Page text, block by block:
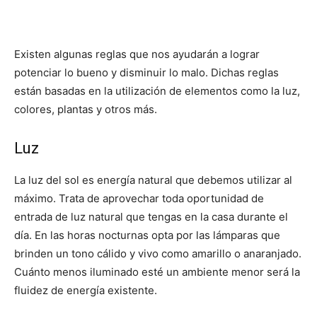
Existen algunas reglas que nos ayudarán a lograr
potenciar lo bueno y disminuir lo malo. Dichas reglas
están basadas en la utilización de elementos como la luz,
colores, plantas y otros más.
Luz
La luz del sol es energía natural que debemos utilizar al
máximo. Trata de aprovechar toda oportunidad de
entrada de luz natural que tengas en la casa durante el
día. En las horas nocturnas opta por las lámparas que
brinden un tono cálido y vivo como amarillo o anaranjado.
Cuánto menos iluminado esté un ambiente menor será la
fluidez de energía existente.